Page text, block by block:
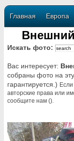
Главная Европа
Искать фото:
Вас интересует:
собраны фото на
гарантируется.)
авторские права или
сообщите нам ().